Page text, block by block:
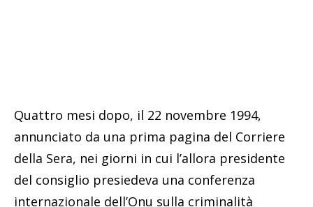
Quattro mesi dopo, il 22 novembre 1994,
annunciato da una prima pagina del Corriere
della Sera, nei giorni in cui l’allora presidente
del consiglio presiedeva una conferenza
internazionale dell’Onu sulla criminalità